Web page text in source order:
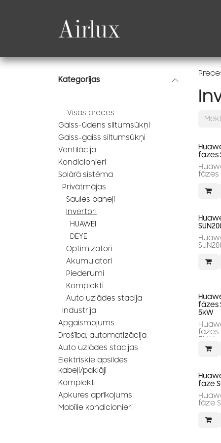
Kategorijas
Visas preces
Gaiss-ūdens siltumsūkņi
Gaiss-gaiss siltumsūkņi
Ventilācija
Kondicionieri
Solārā sistēma
Privātmājas
Saules paneļi
Invertori
HUAWEI
DEYE
Optimizatori
Akumulatori
Piederumi
Komplekti
Auto uzlādes stacija
Industrija
Apgaismojums
Drošība, automatizācija
Auto uzlādes stacijas
Elektriskie apsildes
kabeļi/paklāji
Komplekti
Apkures aprīkojums
Mobīlie kondicionieri
fāzes
fāzes
5kW
fāzes SUN2000-5KTL-M1
5kW
fāze
fāze